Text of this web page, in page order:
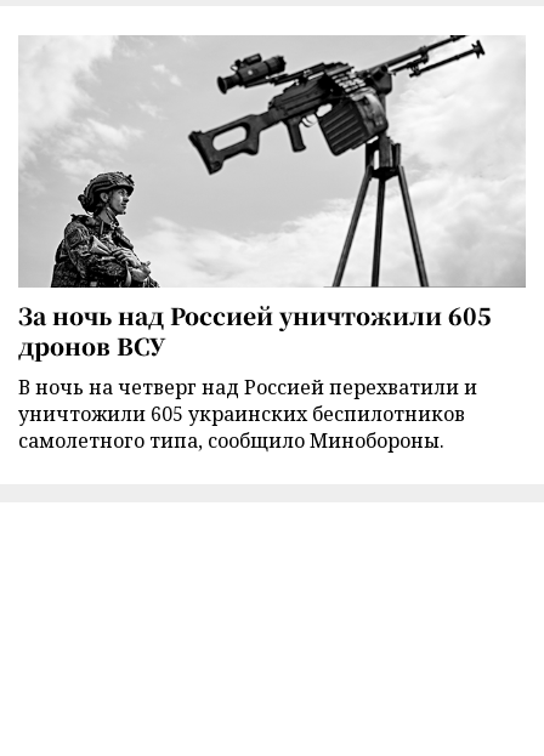
За ночь над Россией уничтожили 605
дронов ВСУ
В ночь на четверг над Россией перехватили и
уничтожили 605 украинских беспилотников
самолетного типа, сообщило Минобороны.